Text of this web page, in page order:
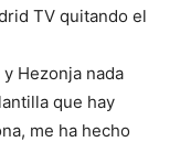
TV quitando el
Hezonja nada
que hay
me ha hecho